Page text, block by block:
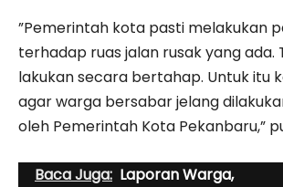
”Pemerintah kota pasti melakukan
terhadap ruas jalan rusak yang ada.
lakukan secara bertahap. Untuk itu
agar warga bersabar jelang
oleh Pemerintah Kota Pekanbaru,”
Baca Juga: Laporan Warga,